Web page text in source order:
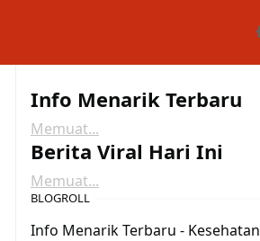
Info Menarik Terbaru
Memuat...
Berita Viral Hari Ini
Memuat...
BLOGROLL
Info Menarik Terbaru - Kesehatan